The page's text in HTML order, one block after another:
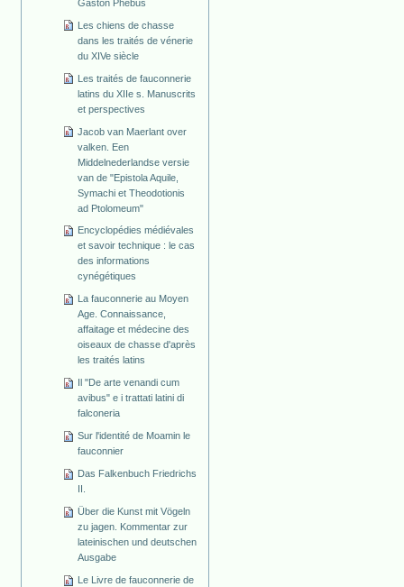
Gaston Phébus
Les chiens de chasse
dans les traités de vénerie
du XIVe siècle
Les traités de fauconnerie
latins du XIIe s. Manuscrits
et perspectives
Jacob van Maerlant over
valken. Een
Middelnederlandse versie
van de "Epistola Aquile,
Symachi et Theodotionis
ad Ptolomeum"
Encyclopédies médiévales
et savoir technique : le cas
des informations
cynégétiques
La fauconnerie au Moyen
Age. Connaissance,
affaitage et médecine des
oiseaux de chasse d'après
les traités latins
Il "De arte venandi cum
avibus" e i trattati latini di
falconeria
Sur l'identité de Moamin le
fauconnier
Das Falkenbuch Friedrichs
Über die Kunst mit Vögeln
zu jagen. Kommentar zur
lateinischen und deutschen
Ausgabe
Le Livre de fauconnerie de